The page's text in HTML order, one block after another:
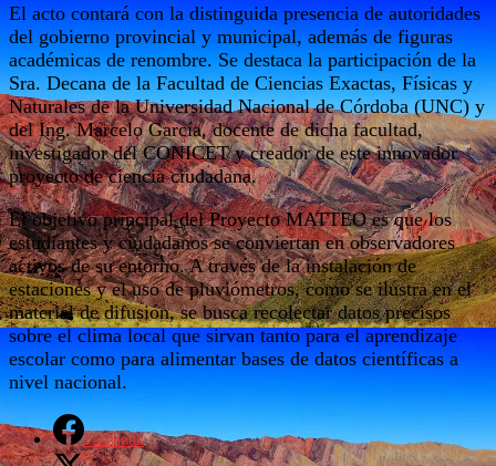
El acto contará con la distinguida presencia de autoridades
del gobierno provincial y municipal, además de figuras
académicas de renombre. Se destaca la participación de la
Sra. Decana de la Facultad de Ciencias Exactas, Físicas y
Naturales de la Universidad Nacional de Córdoba (UNC) y
del Ing. Marcelo García, docente de dicha facultad,
investigador del CONICET y creador de este innovador
proyecto de ciencia ciudadana.
El objetivo principal del Proyecto MATTEO es que los
estudiantes y ciudadanos se conviertan en observadores
activos de su entorno. A través de la instalación de
estaciones y el uso de pluviómetros, como se ilustra en el
material de difusión, se busca recolectar datos precisos
sobre el clima local que sirvan tanto para el aprendizaje
escolar como para alimentar bases de datos científicas a
nivel nacional.
Facebook